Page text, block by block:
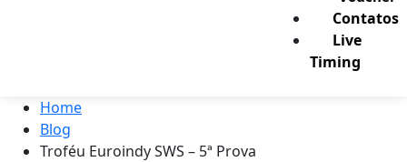
Contatos
Live
Timing
Home
Blog
Troféu Euroindy SWS – 5ª Prova